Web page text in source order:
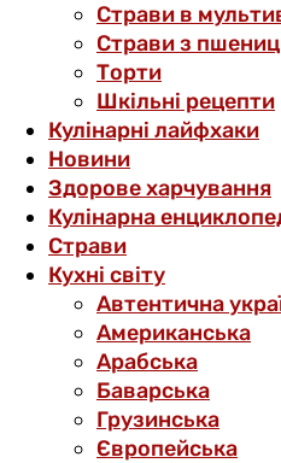
Страви в
Страви з
Торти
Шкільні рецепти
Кулінарні лайфхаки
Новини
Здорове харчування
Кулінарна
Страви
Кухні світу
Автентична
Американська
Арабська
Баварська
Грузинська
Європейська